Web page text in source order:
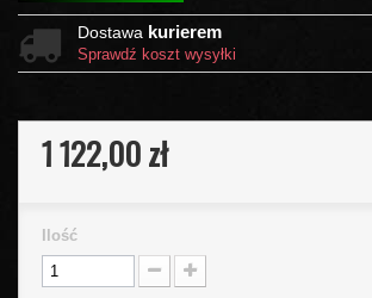
Dostawa kurierem
Sprawdź koszt wysyłki
1 122,00 zł
Ilość